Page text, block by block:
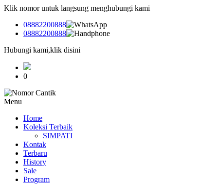
Klik nomor untuk langsung menghubungi kami
08882200888
08882200888
Hubungi kami,klik disini
0
Menu
Home
Koleksi Terbaik
SIMPATI
Kontak
Terbaru
History
Sale
Program